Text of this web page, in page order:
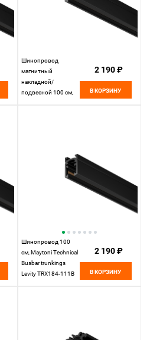
Шинопровод
магнитный
накладной/
подвесной 100 см,
2 190 ₽
В КОРЗИНУ
Шинопровод 100
см, Maytoni Technical
Busbar trunkings
Levity TRX184-111B
2 190 ₽
В КОРЗИНУ